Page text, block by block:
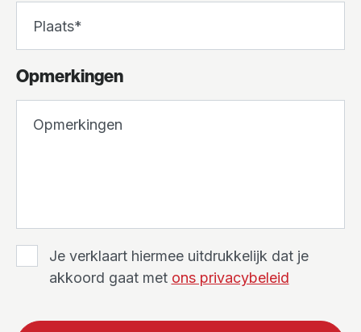
Plaats
Opmerkingen
Opmerkingen
Je verklaart hiermee uitdrukkelijk dat je
akkoord gaat met ons privacybeleid